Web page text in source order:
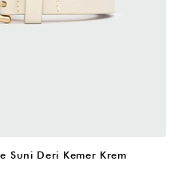
Suni Deri Kemer Krem